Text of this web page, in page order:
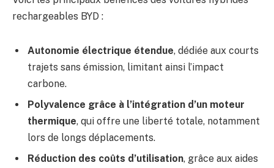
rechargeables BYD :
Autonomie électrique étendue, dédiée aux courts
trajets sans émission, limitant ainsi l’impact
carbone.
Polyvalence grâce à l’intégration d’un moteur
thermique, qui offre une liberté totale, notamment
lors de longs déplacements.
Réduction des coûts d’utilisation, grâce aux aides